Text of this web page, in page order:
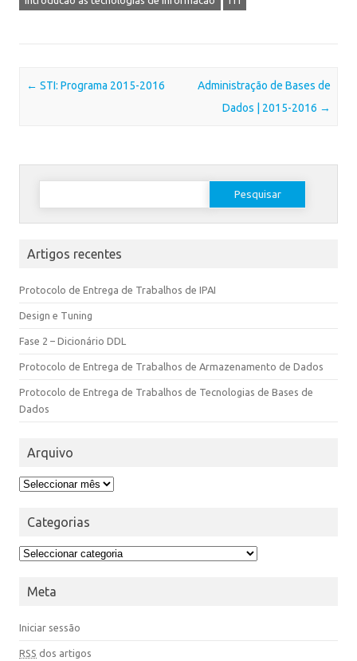
Post navigation
← STI: Programa 2015-2016
Administração de Bases de
Dados | 2015-2016 →
Artigos recentes
Protocolo de Entrega de Trabalhos de IPAI
Design e Tuning
Fase 2 – Dicionário DDL
Protocolo de Entrega de Trabalhos de Armazenamento de Dados
Protocolo de Entrega de Trabalhos de Tecnologias de Bases de
Dados
Arquivo
Categorias
Meta
Iniciar sessão
RSS dos artigos